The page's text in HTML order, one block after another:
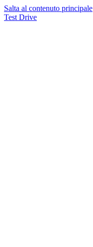
Salta al contenuto principale
Test Drive